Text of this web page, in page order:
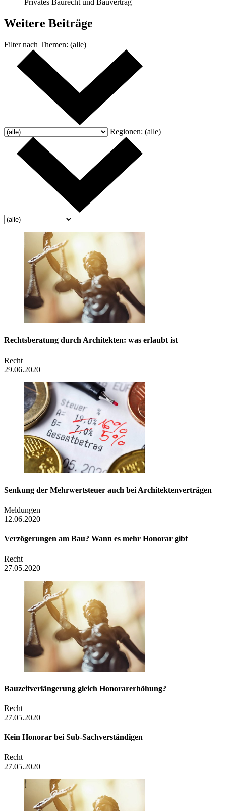
Privates Baurecht und Bauvertrag
Weitere Beiträge
Filter nach Themen: (alle)
Regionen: (alle)
Rechts­beratung durch Architekten: was erlaubt ist
Recht
29.06.2020
Senkung der Mehrwertsteuer auch bei Architektenverträgen
Meldungen
12.06.2020
Verzögerungen am Bau? Wann es mehr Honorar gibt
Recht
27.05.2020
Bauzeit­verlängerung gleich Honorar­erhöhung?
Recht
27.05.2020
Kein Honorar bei Sub-Sachverständigen
Recht
27.05.2020